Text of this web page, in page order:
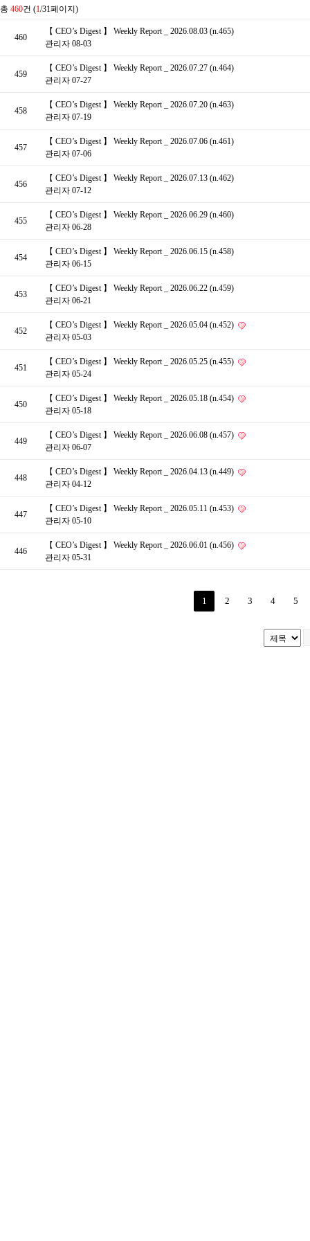
총 460건 (1/31페이지)
460
【 CEO’s Digest 】 Weekly Report _ 2026.08.03 (n.465)
관리자 08-03
459
【 CEO’s Digest 】 Weekly Report _ 2026.07.27 (n.464)
관리자 07-27
458
【 CEO’s Digest 】 Weekly Report _ 2026.07.20 (n.463)
관리자 07-19
457
【 CEO’s Digest 】 Weekly Report _ 2026.07.06 (n.461)
관리자 07-06
456
【 CEO’s Digest 】 Weekly Report _ 2026.07.13 (n.462)
관리자 07-12
455
【 CEO’s Digest 】 Weekly Report _ 2026.06.29 (n.460)
관리자 06-28
454
【 CEO’s Digest 】 Weekly Report _ 2026.06.15 (n.458)
관리자 06-15
453
【 CEO’s Digest 】 Weekly Report _ 2026.06.22 (n.459)
관리자 06-21
452
【 CEO’s Digest 】 Weekly Report _ 2026.05.04 (n.452)
관리자 05-03
451
【 CEO’s Digest 】 Weekly Report _ 2026.05.25 (n.455)
관리자 05-24
450
【 CEO’s Digest 】 Weekly Report _ 2026.05.18 (n.454)
관리자 05-18
449
【 CEO’s Digest 】 Weekly Report _ 2026.06.08 (n.457)
관리자 06-07
448
【 CEO’s Digest 】 Weekly Report _ 2026.04.13 (n.449)
관리자 04-12
447
【 CEO’s Digest 】 Weekly Report _ 2026.05.11 (n.453)
관리자 05-10
446
【 CEO’s Digest 】 Weekly Report _ 2026.06.01 (n.456)
관리자 05-31
1 2 3 4 5